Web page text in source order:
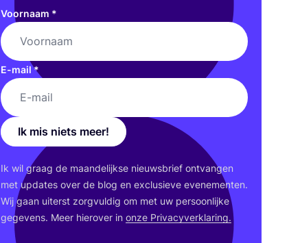
Voornaam *
E-mail*
Ik mis niets meer!
Ik wil graag de maan­de­lijk­se nieuws­brief ont­van­gen
met upda­tes over de blog en exclu­sie­ve eve­ne­men­ten.
Wij gaan uiterst zorg­vul­dig om met uw per­soon­lij­ke
gege­vens. Meer hier­over in onze Pri­va­cy­ver­kla­ring.